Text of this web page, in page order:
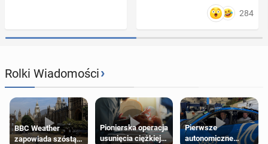
284
Rolki Wiadomości›
BBC Weather
zapowiada szóstą
Pionierska operacja
usunięcia ciężkiej
Pierwsze
autonomiczne